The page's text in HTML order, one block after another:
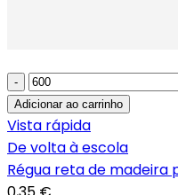
-
Adicionar ao carrinho
Vista rápida
De volta à escola
Régua reta de madeira